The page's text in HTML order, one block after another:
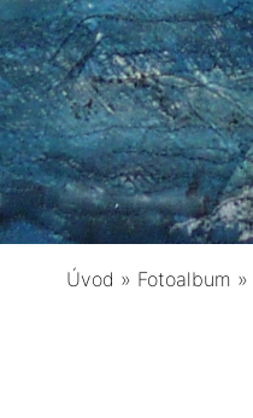
Úvod » Fotoalbum »